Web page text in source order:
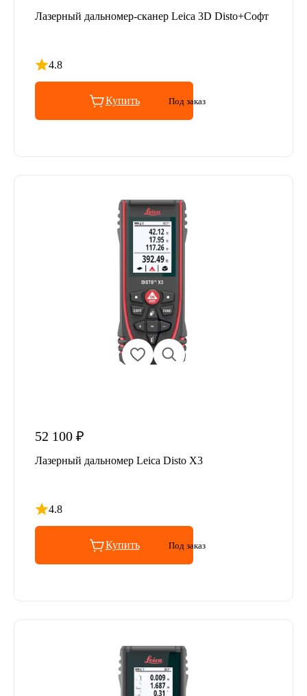
Лазерный дальномер-сканер Leica 3D Disto+Софт
4.8
Рейтинг 4.8 из 5
Купить Под заказ
52 100 ₽
Лазерный дальномер Leica Disto X3
4.8
Рейтинг 4.8 из 5
Купить Под заказ